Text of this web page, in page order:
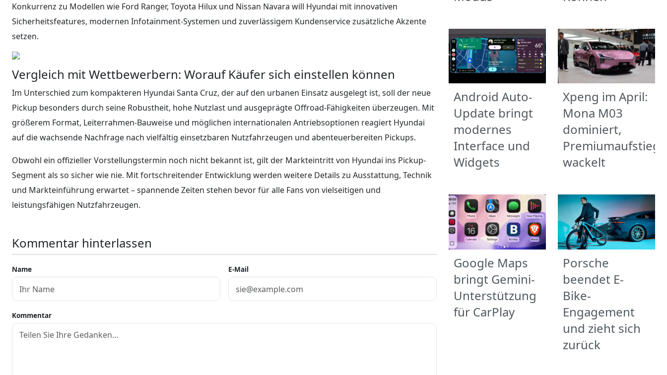
Konkurrenz zu Modellen wie Ford Ranger, Toyota Hilux und Nissan Navara will Hyundai mit innovativen
Sicherheitsfeatures, modernen Infotainment-Systemen und zuverlässigem Kundenservice zusätzliche Akzente
setzen.
Vergleich mit Wettbewerbern: Worauf Käufer sich einstellen können
Im Unterschied zum kompakteren Hyundai Santa Cruz, der auf den urbanen Einsatz ausgelegt ist, soll der neue
Pickup besonders durch seine Robustheit, hohe Nutzlast und ausgeprägte Offroad-Fähigkeiten überzeugen. Mit
größerem Format, Leiterrahmen-Bauweise und möglichen internationalen Antriebsoptionen reagiert Hyundai
auf die wachsende Nachfrage nach vielfältig einsetzbaren Nutzfahrzeugen und abenteuerbereiten Pickups.
Obwohl ein offizieller Vorstellungstermin noch nicht bekannt ist, gilt der Markteintritt von Hyundai ins Pickup-
Segment als so sicher wie nie. Mit fortschreitender Entwicklung werden weitere Details zu Ausstattung, Technik
und Markteinführung erwartet – spannende Zeiten stehen bevor für alle Fans von vielseitigen und
leistungsfähigen Nutzfahrzeugen.
Kommentar hinterlassen
Name E-Mail
Kommentar
Android Auto-
Update bringt
modernes
Interface und
Widgets
Xpeng im April:
Mona M03
dominiert,
Premiumaufstieg
wackelt
Google Maps
bringt Gemini-
Unterstützung
für CarPlay
Porsche
beendet E-
Bike-
Engagement
und zieht sich
zurück